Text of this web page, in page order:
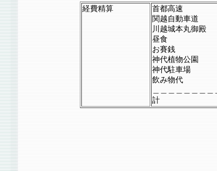
経費精算
首都高
関越自動車
川越城本丸御殿
昼食
お賽銭
神代植物公園
神代駐車
飲み物
計